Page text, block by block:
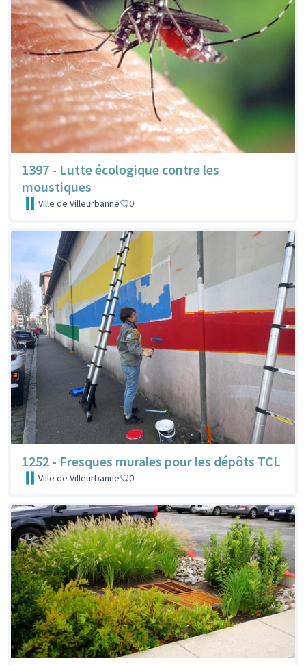
1397 - Lutte écologique contre les
moustiques
Ville de Villeurbanne 0
1252 - Fresques murales pour les dépôts TCL
Ville de Villeurbanne 0